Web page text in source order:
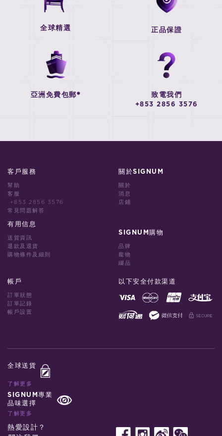
全球精選 正品保證
亞洲免費包郵* 致電我們
+853 2856 3576
客戶服務
幫助
客服
+853 2856 3576
常見問題解答
有用信息
送貨資訊
退款及退貨
購物條件及細則
關於SIGNUM
關於
消息
店鋪
SIGNUM購物
品牌
龐物
綴品
帳戶
訂單狀態
訂單記錄
帳戶設置
以下安全付款渠道
全球送貨
了解更多
SIGNUM專業
品味選擇
了解更多
熱愛設計？